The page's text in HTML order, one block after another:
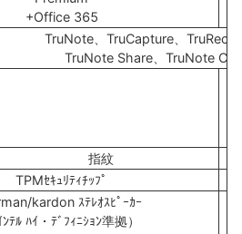
+Office 365
TruNote、TruCapture、
TruNote Share、TruNote Clip
指紋
TPMｾｷｭﾘﾃｨﾁｯﾌﾟ
kardon ｽﾃﾚｵｽﾋﾟｰｶｰ
ﾝﾃﾙ ﾊｲ・ﾃﾞﾌｨﾆｼｮﾝ準拠）